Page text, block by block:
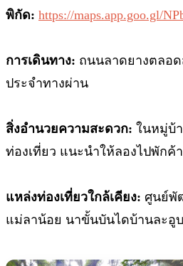
พิกัด: https://maps.app.goo.gl/
การเดินทาง: ถนนลาดยางตลอ
ประจำทางผ่าน
สิ่งอำนวยความสะดวก: ในหมู่บ้
ท่องเที่ยว แนะนำให้ลองไปพักค้
แหล่งท่องเที่ยวใกล้เคียง: ศูนย์พั
แม่ลาน้อย นาขั้นบันไดบ้านละอู